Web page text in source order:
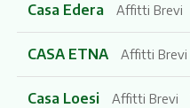
Casa Edera Affitti Brevi
CASA ETNA Affitti Brevi
Casa Loesi Affitti Brevi